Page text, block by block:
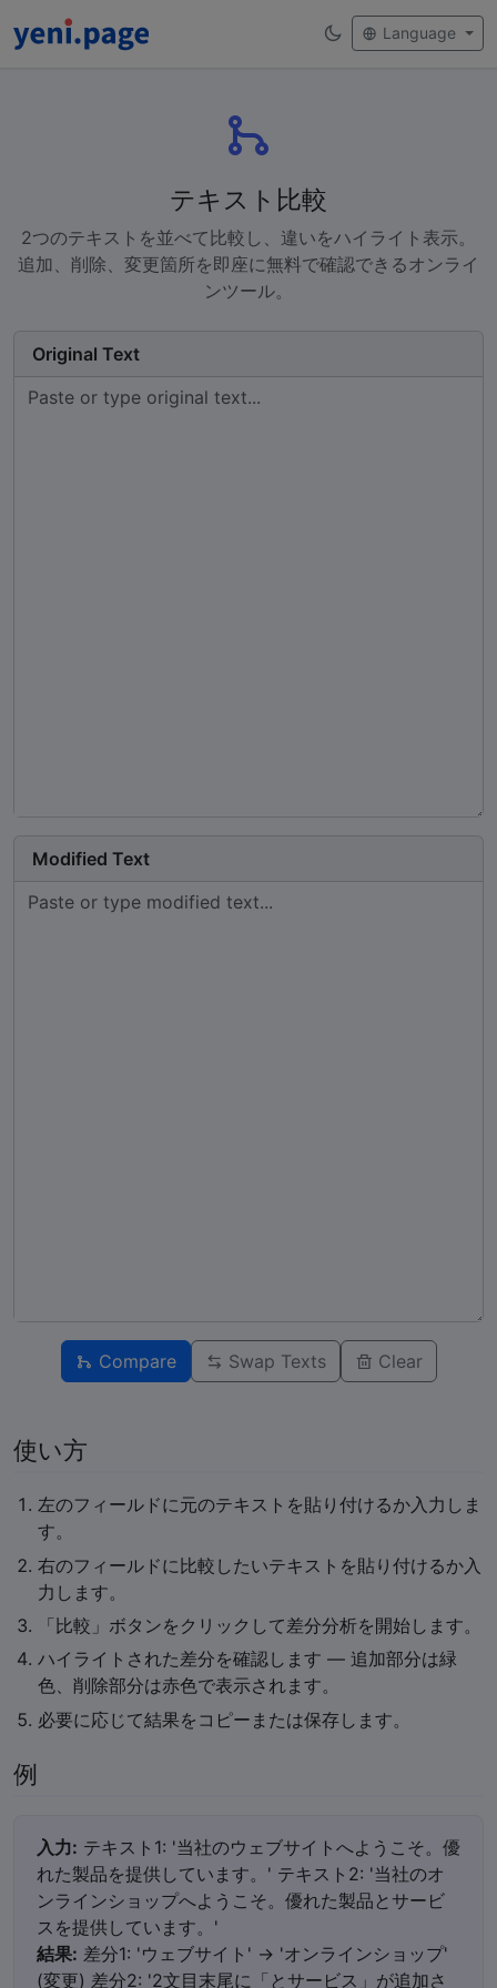
Language
テキスト比較
2つのテキストを並べて比較し、違いをハイライト表示。
追加、削除、変更箇所を即座に無料で確認できるオンライ
ンツール。
Original Text
Modified Text
Compare Swap Texts Clear
使い方
左のフィールドに元のテキストを貼り付けるか入力しま
す。
右のフィールドに比較したいテキストを貼り付けるか入
力します。
「比較」ボタンをクリックして差分分析を開始します。
ハイライトされた差分を確認します — 追加部分は緑
色、削除部分は赤色で表示されます。
必要に応じて結果をコピーまたは保存します。
例
入力: テキスト1: '当社のウェブサイトへようこそ。優
れた製品を提供しています。' テキスト2: '当社のオ
ンラインショップへようこそ。優れた製品とサービ
スを提供しています。'
結果: 差分1: 'ウェブサイト' → 'オンラインショップ'
(変更) 差分2: '2文目末尾に「とサービス」が追加さ